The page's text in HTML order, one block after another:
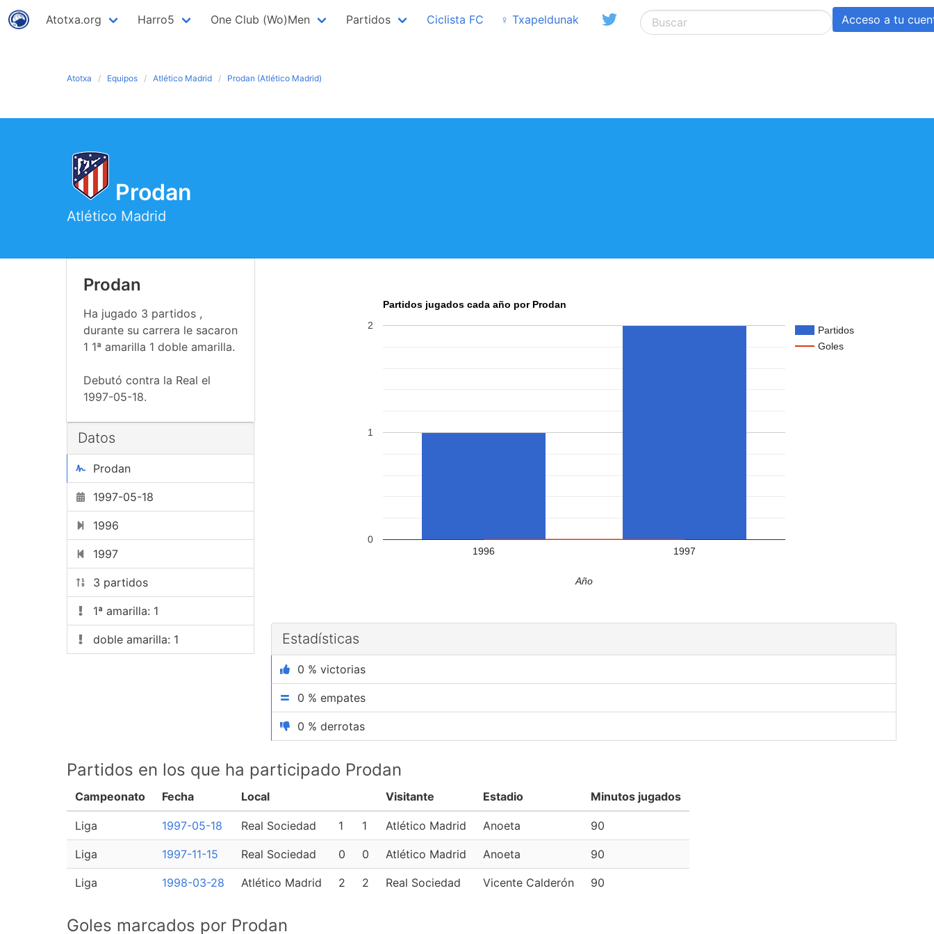
Atotxa.org Harro5 One Club (Wo)Men Partidos Ciclista FC ♀ Txapeldunak Acceso a tu
Atotxa Equipos Atlético Madrid Prodan (Atlético Madrid)
Prodan
Atlético Madrid
Prodan
Ha jugado 3 partidos ,
durante su carrera le sacaron
1 1ª amarilla 1 doble amarilla.
Debutó contra la Real el
1997-05-18.
Datos
Prodan
1997-05-18
1996
1997
3 partidos
1ª amarilla: 1
doble amarilla: 1
Partidos jugados cada año por Prodan
Partidos
Goles
1996 1997
0
1
2
Año
Estadísticas
0 % victorias
0 % empates
0 % derrotas
Partidos en los que ha participado Prodan
Campeonato Fecha Local Visitante Estadio Minutos jugados
Liga 1997-05-18 Real Sociedad 1 1 Atlético Madrid Anoeta 90
Liga 1997-11-15 Real Sociedad 0 0 Atlético Madrid Anoeta 90
Liga 1998-03-28 Atlético Madrid 2 2 Real Sociedad Vicente Calderón 90
Goles marcados por Prodan